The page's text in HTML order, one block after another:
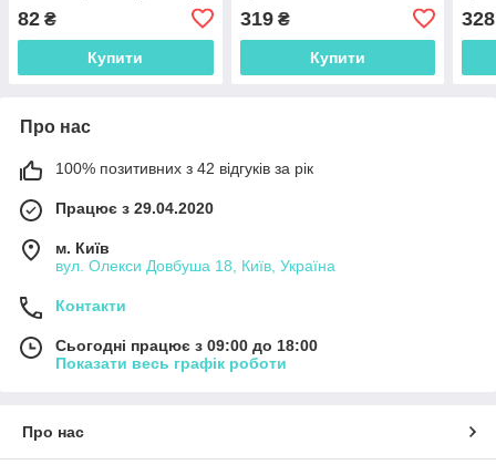
82 ₴
Купити
319₴
Купити
328
Про нас
100% позитивних з 42 відгуків за рік
Працює з 29.04.2020
м. Київ
вул. Олекси Довбуша 18, Київ, Україна
Контакти
Сьогодні працює з 09:00 до 18:00
Показати весь графік роботи
Про нас